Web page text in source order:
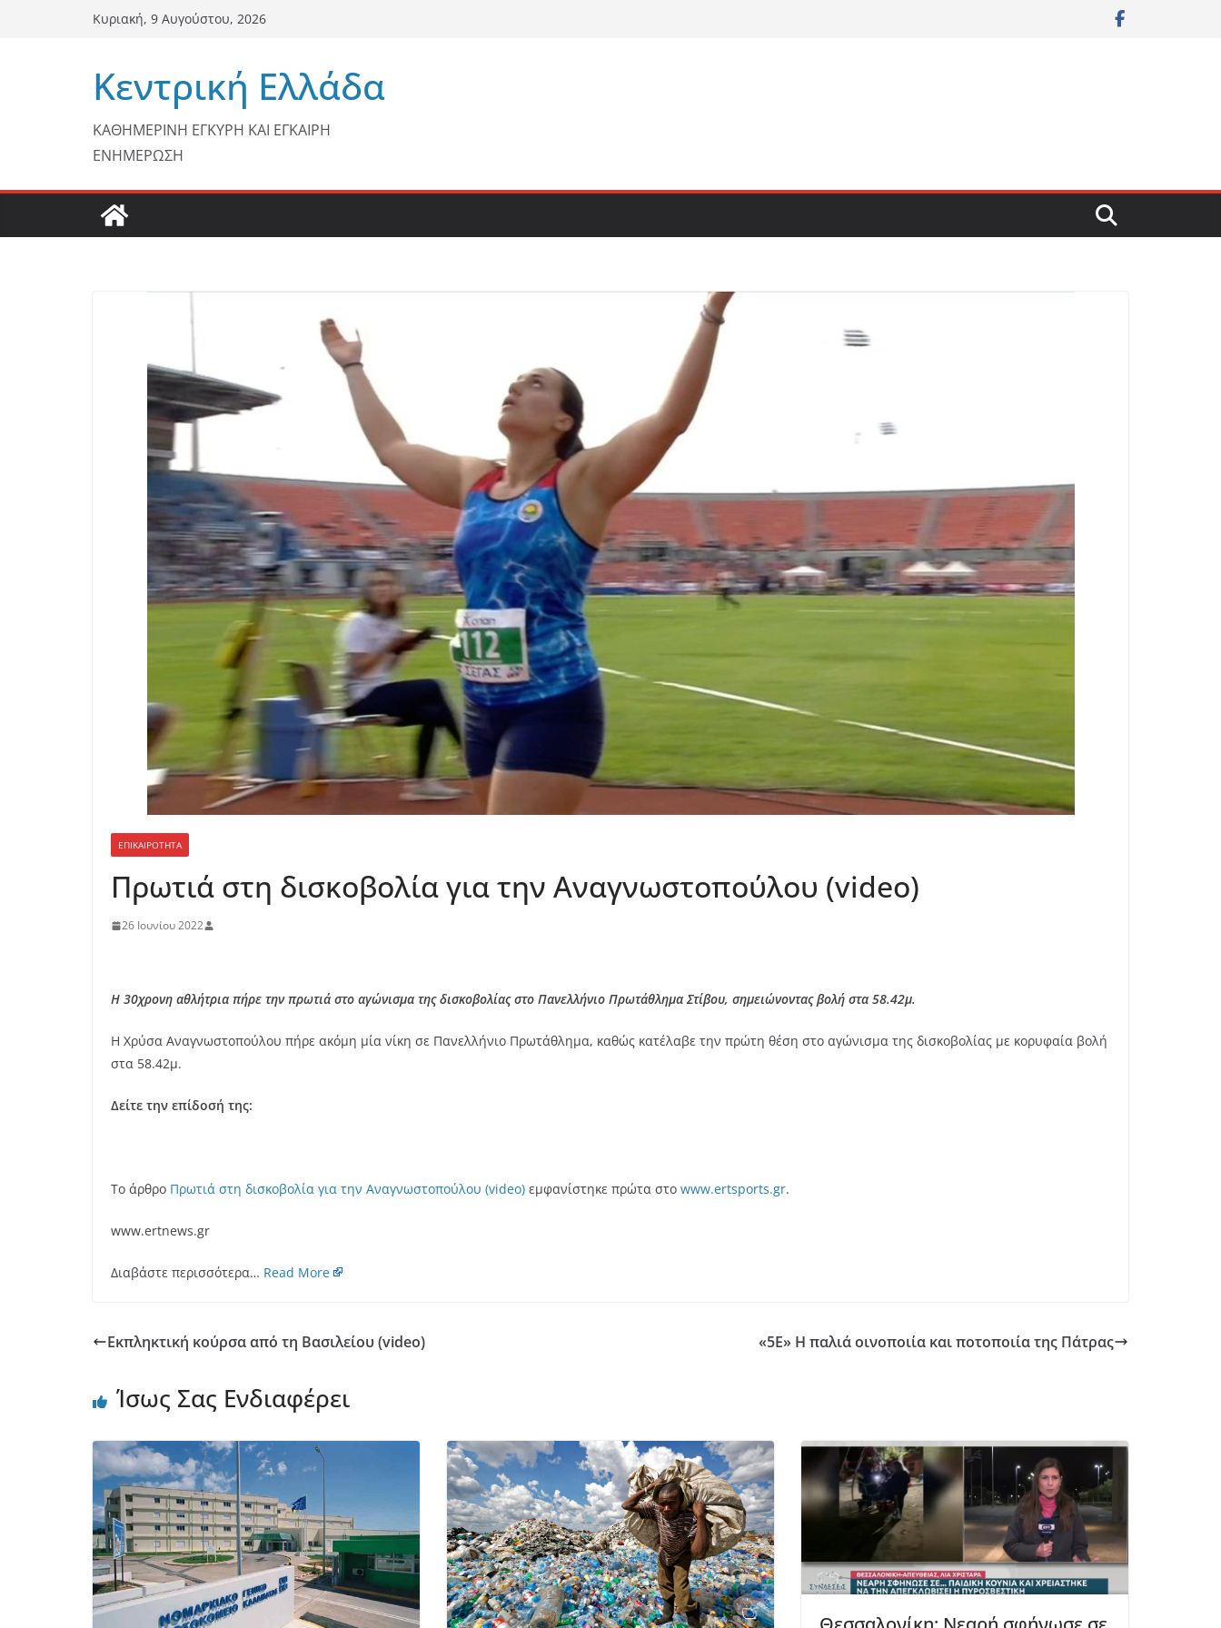
Κυριακή, 9 Αυγούστου, 2026
Κεντρική Ελλάδα
ΚΑΘΗΜΕΡΙΝΗ ΕΓΚΥΡΗ ΚΑΙ ΕΓΚΑΙΡΗ
ΕΝΗΜΕΡΩΣΗ
ΕΠΙΚΑΙΡΟΤΗΤΑ
Πρωτιά στη δισκοβολία για την Αναγνωστοπούλου (video)
26 Ιουνίου 2022
Η 30χρονη αθλήτρια πήρε την πρωτιά στο αγώνισμα της δισκοβολίας στο Πανελλήνιο Πρωτάθλημα Στίβου, σημειώνοντας βολή στα 58.42μ.
Η Χρύσα Αναγνωστοπούλου πήρε ακόμη μία νίκη σε Πανελλήνιο Πρωτάθλημα, καθώς κατέλαβε την πρώτη θέση στο αγώνισμα της δισκοβολίας με κορυφαία βολή
στα 58.42μ.
Δείτε την επίδοσή της:
Το άρθρο Πρωτιά στη δισκοβολία για την Αναγνωστοπούλου (video) εμφανίστηκε πρώτα στο www.ertsports.gr.
www.ertnews.gr
Διαβάστε περισσότερα… Read More
Εκπληκτική κούρσα από τη Βασιλείου (video) «5Ε» Η παλιά οινοποιία και ποτοποιία της Πάτρας
Ίσως Σας Ενδιαφέρει